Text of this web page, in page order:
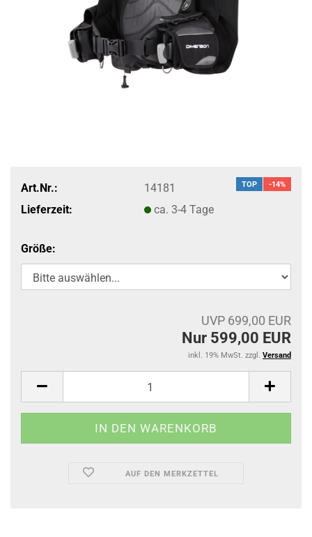
TOP -14%
Art.Nr.:
14181
Lieferzeit:
ca. 3-4 Tage
Größe:
UVP 699,00 EUR
Nur 599,00 EUR
inkl. 19% MwSt. zzgl. Versand
AUF DEN MERKZETTEL